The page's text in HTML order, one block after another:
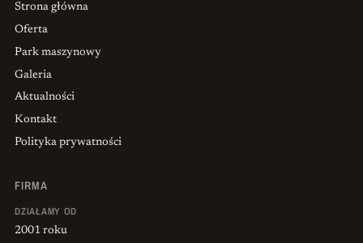
Strona główna
Oferta
Park maszynowy
Galeria
Aktualności
Kontakt
Polityka prywatności
FIRMA
DZIAŁAMY OD
2001 roku